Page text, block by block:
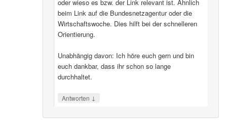
oder wieso es bzw. der Link relevant ist. Ähnlich
beim Link auf die Bundesnetzagentur oder die
Wirtschaftswoche. Dies hilft bei der schnelleren
Orientierung.
Unabhängig davon: Ich höre euch gern und bin
euch dankbar, dass ihr schon so lange
durchhaltet.
Antworten ↓